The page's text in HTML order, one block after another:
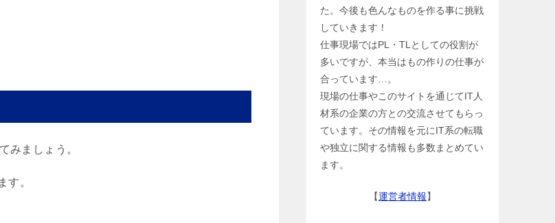
みましょう。
す。
た。今後も色んなものを作る事に挑戦
していきます！
仕事現場ではPL・TLとしての役割が
多いですが、本当はもの作りの仕事が
合っています…。
現場の仕事やこのサイトを通じてIT人
材系の企業の方との交流させてもらっ
ています。その情報を元にIT系の転職
や独立に関する情報も多数まとめてい
ます。
【運営者情報】